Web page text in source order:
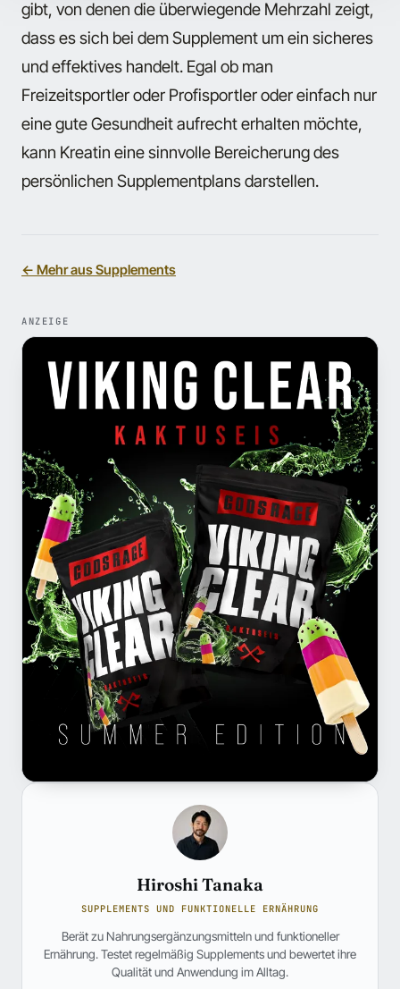
gibt, von denen die überwiegende Mehrzahl zeigt,
dass es sich bei dem Supplement um ein sicheres
und effektives handelt. Egal ob man
Freizeitsportler oder Profisportler oder einfach nur
eine gute Gesundheit aufrecht erhalten möchte,
kann Kreatin eine sinnvolle Bereicherung des
persönlichen Supplementplans darstellen.
← Mehr aus Supplements
ANZEIGE
Hiroshi Tanaka
SUPPLEMENTS UND FUNKTIONELLE ERNÄHRUNG
Berät zu Nahrungsergänzungsmitteln und funktioneller
Ernährung. Testet regelmäßig Supplements und bewertet ihre
Qualität und Anwendung im Alltag.